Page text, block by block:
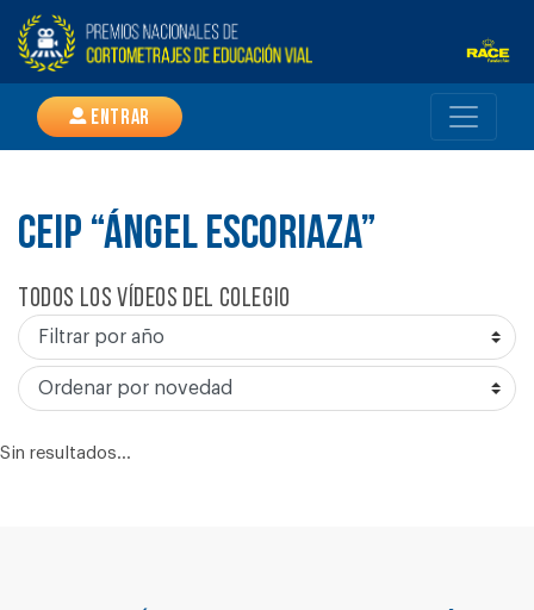
Entrar
CEIP “ÁNGEL ESCORIAZA”
Todos los vídeos del colegio
Sin resultados...